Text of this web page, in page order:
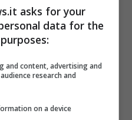
ancora il contratto
anche perché non
ai rossoneri
che nelle ultime ore,
qualche voce
non sembra a
asks for your
data for the
and content, advertising and
research and
on a device